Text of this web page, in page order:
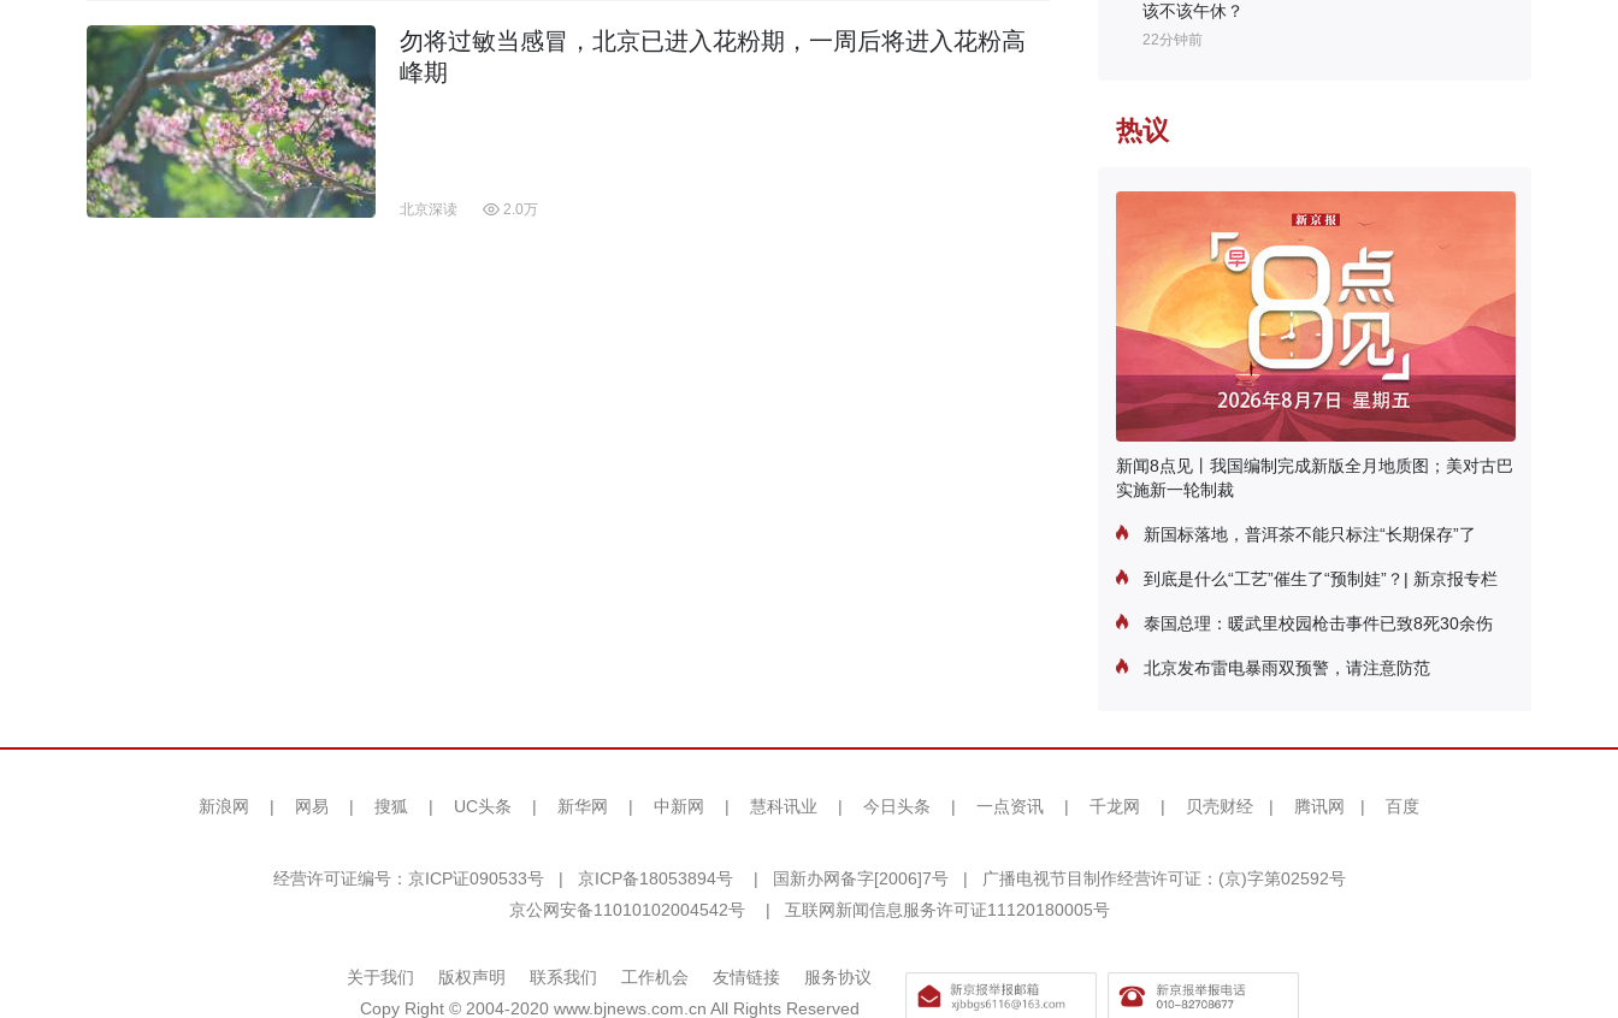
勿将过敏当感冒，北京已进入花粉期，一周后将进入花粉高
峰期
北京深读 2.0万
该不该午休？
22分钟前
热议
新闻8点见丨我国编制完成新版全月地质图；美对古巴
实施新一轮制裁
新国标落地，普洱茶不能只标注“长期保存”了
到底是什么“工艺”催生了“预制娃”？| 新京报专栏
泰国总理：暖武里校园枪击事件已致8死30余伤
北京发布雷电暴雨双预警，请注意防范
新浪网 | 网易 | 搜狐 | UC头条 | 新华网 | 中新网 | 慧科讯业 | 今日头条 | 一点资讯 | 千龙网 | 贝壳财经 | 腾讯网 | 百度
经营许可证编号：京ICP证090533号 | 京ICP备18053894号 | 国新办网备字[2006]7号 |
广播电视节目制作经营许可证：(京)字第02592号
京公网安备11010102004542号
| 互联网新闻信息服务许可证11120180005号
关于我们 版权声明 联系我们 工作机会 友情链接
服务协议
Copy Right © 2004-2020 www.bjnews.com.cn All Rights Reserved